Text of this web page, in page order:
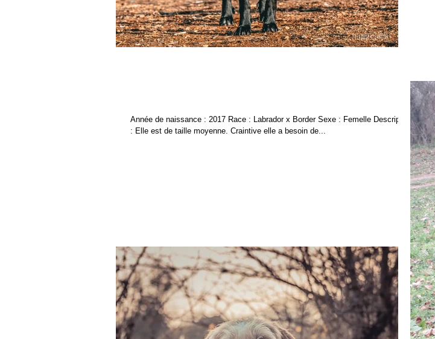
Année de naissance : 2017 Race : Labrador x Border Sexe : Femelle Description
: Elle est de taille moyenne. Craintive elle a besoin de...